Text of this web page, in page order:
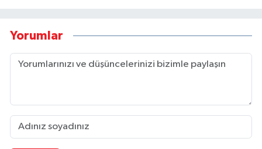
Yorumlar